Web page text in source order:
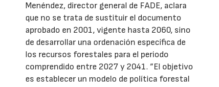
Menéndez, director general de FADE, aclara
que no se trata de sustituir el documento
aprobado en 2001, vigente hasta 2060, sino
de desarrollar una ordenación específica de
los recursos forestales para el periodo
comprendido entre 2027 y 2041. ”El objetivo
es establecer un modelo de política forestal